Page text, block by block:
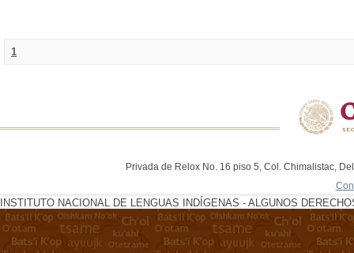
1
Privada de Relox No. 16 piso 5, Col. Chimalistac,
INSTITUTO NACIONAL DE LENGUAS INDÍGENAS - ALGUNOS